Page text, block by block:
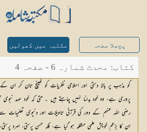
پچھلا صفحہ مکتبہ میں کھولیں
کتاب: محدث شمارہ 6 - صفحہ 4
کو مذہب پر بالا دستی اور اسلامی نظریات کو کھینچ تان کر ان
پروری ہے، وہ خود بدلنا نہیں چاہتے ہیں ۔ حتیٰ کہ خود عہد نبوی
رضی اللہ عنہم کے دور کی قرآنی تاویلات اور دنیوی تعلیمات
ان کا بزعم خویش علمی مشغلہ ہو گیا ہے، بلکہ حسن پرستی، امرد